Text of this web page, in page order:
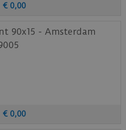
€ 0,00
90x15 - Amsterdam
€ 0,00